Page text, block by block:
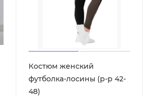
Костюм женский
футболка-лосины (р-р 42-
48)